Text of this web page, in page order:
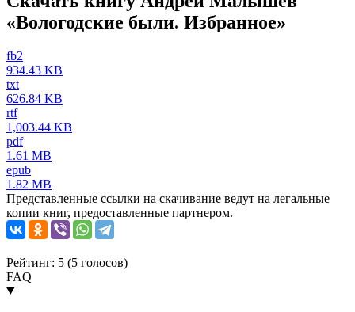
«Вологодские были. Избранное»
fb2
934.43 KB
txt
626.84 KB
rtf
1,003.44 KB
pdf
1.61 MB
epub
1.82 MB
Представленные ссылки на скачивание ведут на легальные
копии книг, предоставленные партнером.
Рейтинг: 5 (5 голосов)
FAQ